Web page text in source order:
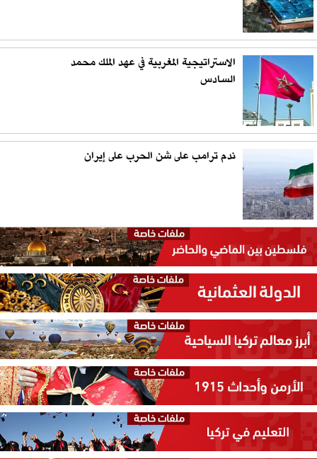
الاستراتيجية المغربية في عهد الملك محمد
السادس
ندم ترامب على شن الحرب على إيران